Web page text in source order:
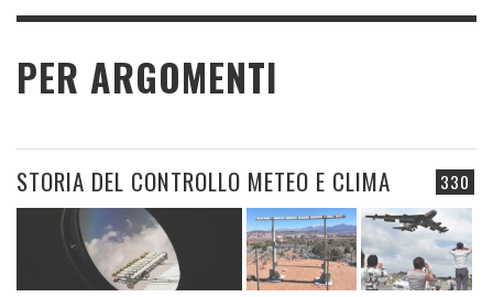
PER ARGOMENTI
330
STORIA DEL CONTROLLO METEO E CLIMA